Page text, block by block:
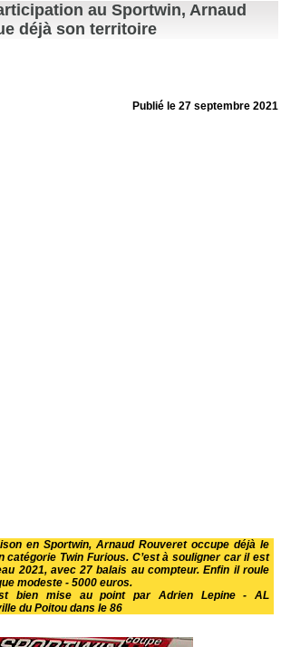
au Sportwin, Arnaud
déjà son territoire
Publié le27 septembre 2021
en Sportwin, Arnaud Rouveret occupe déjà le
catégorie Twin Furious. C’est à souligner car il est
2021, avec 27 balais au compteur. Enfin il roule
modeste - 5000 euros.
bien mise au point par Adrien Lepine - AL
du Poitou dans le 86